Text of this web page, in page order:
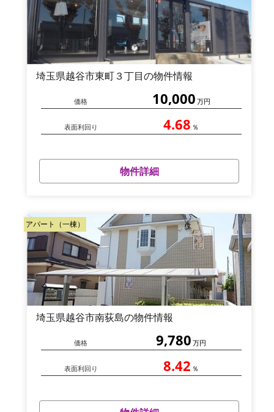
埼玉県越谷市東町３丁目の物件情報
価格 10,000 万円
表面利回り 4.68 ％
物件詳細
アパート（一棟）
埼玉県越谷市南荻島の物件情報
価格 9,780 万円
表面利回り 8.42 ％